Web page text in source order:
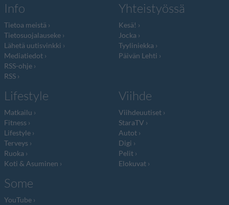
Info
Tietoa meistä
Tietosuojalauseke
Lähetä uutisvinkki
Mediatiedot
RSS-ohje
RSS
Yhteistyössä
Kesä!
Jocka
Tyyliniekka
Päivän Lehti
Lifestyle
Matkailu
Fitness
Lifestyle
Terveys
Ruoka
Koti & Asuminen
Viihde
Viihdeuutiset
StaraTV
Autot
Digi
Pelit
Elokuvat
Some
YouTube